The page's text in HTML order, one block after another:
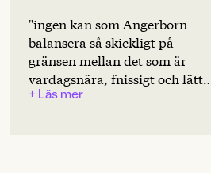
INLÄSARE
Nadja Mirmiran
Produktion
"ingen kan som Angerborn
balansera så skickligt på
gränsen mellan det som är
vardagsnära, fnissigt och lätt
att identifiera sig med och det
+ Läs mer